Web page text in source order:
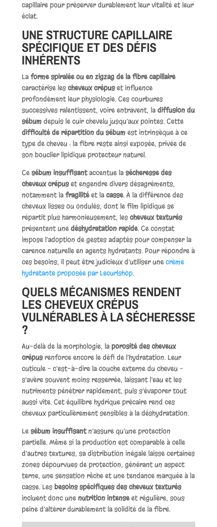
capillaire pour préserver durablement leur vitalité et leur
éclat.
UNE STRUCTURE CAPILLAIRE
SPÉCIFIQUE ET DES DÉFIS
INHÉRENTS
La forme spiralée ou en zigzag de la fibre capillaire
caractérise les cheveux crépuset influence
profondément leur physiologie. Ces courbures
successives ralentissent, voire entravent, la diffusion du
sébumdepuis le cuir chevelu jusqu’aux pointes. Cette
difficulté de répartition du sébumest intrinsèque à ce
type de cheveu : la fibre reste ainsi exposée, privée de
son bouclier lipidique protecteur naturel.
Ce sébum insuffisantaccentue la sécheresse des
cheveux crépuset engendre divers désagréments,
notamment la fragilitéet la casse. À la différence des
cheveux lisses ou ondulés, dont le film lipidique se
répartit plus harmonieusement, les cheveux texturés
présentent une déshydratation rapide. Ce constat
impose l’adoption de gestes adaptés pour compenser la
carence naturelle en agents hydratants. Pour répondre à
ces besoins, il peut être judicieux d’utiliser une crème
hydratante proposée par Lecurlshop.
QUELS MÉCANISMES RENDENT
LES CHEVEUX CRÉPUS
VULNÉRABLES À LA SÉCHERESSE
?
Au-delà de la morphologie, la porosité des cheveux
crépusrenforce encore le défi de l’hydratation. Leur
cuticule – c’est-à-dire la couche externe du cheveu –
s’avère souvent moins resserrée, laissant l’eau et les
nutriments pénétrer rapidement, puis s’évaporer tout
aussi vite. Cet équilibre hydrique précaire rend ces
cheveux particulièrement sensibles à la déshydratation.
Le sébum insuffisantn’assure qu’une protection
partielle. Même si la production est comparable à celle
d’autres textures, sa distribution inégale laisse certaines
zones dépourvues de protection, générant un aspect
terne, une sensation rêche et une tendance marquée à la
casse. Les besoins spécifiques des cheveux texturés
incluent donc une nutrition intenseet régulière, sous
peine d’altérer durablement la solidité de la fibre.